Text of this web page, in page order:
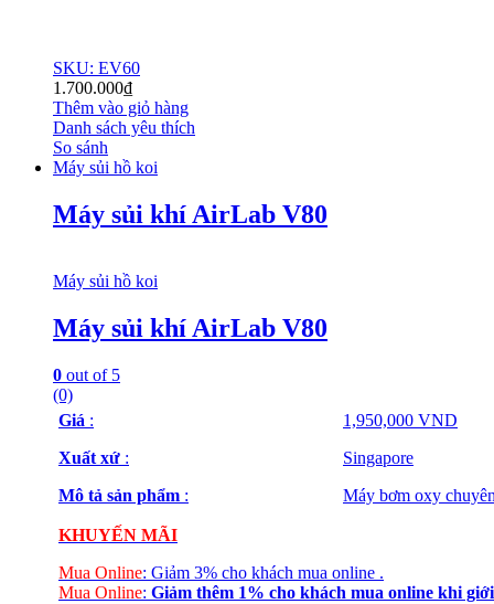
SKU: EV60
1.700.000₫
Thêm vào giỏ hàng
Danh sách yêu thích
So sánh
Máy sủi hồ koi
Máy sủi khí AirLab V80
Máy sủi hồ koi
Máy sủi khí AirLab V80
0 out of 5
(0)
Giá :
1,950,000 VND
Xuất xứ :
Singapore
Mô tả sản phẩm : Máy bơm oxy
KHUYẾN MÃI
Mua Online: Giảm 3% cho khách mua online .
Mua Online: Giảm thêm 1% cho khách mua online khi